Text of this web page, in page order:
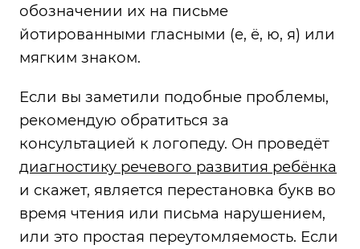
обозначении их на письме
йотированными гласными (е, ё, ю, я) или
мягким знаком.
Если вы заметили подобные проблемы,
рекомендую обратиться за
консультацией к логопеду. Он проведёт
диагностику речевого развития ребёнка
и скажет, является перестановка букв во
время чтения или письма нарушением,
или это простая переутомляемость. Если